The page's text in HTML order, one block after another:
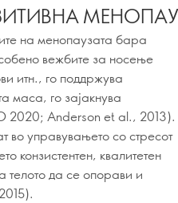
на менопаузата бара
вежбите за носење
итн., го поддржува
маса, го зајакнува
2020; Anderson et al., 2013).
во управувањето со стресот
конзистентен, квалитeтен
телото да се опорави и